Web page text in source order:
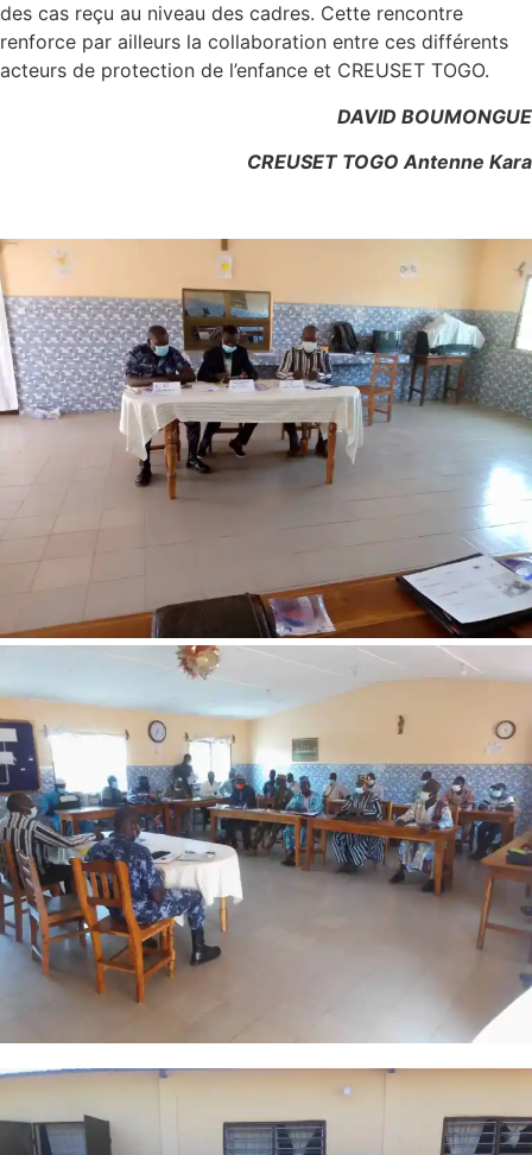
des cas reçu au niveau des cadres. Cette rencontre
renforce par ailleurs la collaboration entre ces différents
acteurs de protection de l’enfance et CREUSET TOGO.
DAVID BOUMONGUE
CREUSET TOGO Antenne Kara